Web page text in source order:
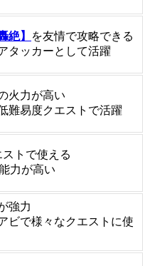
絶】
を友情で攻略できる
タッカーとして活躍
火力が高い
難易度クエストで活躍
ストで使える
力が高い
強力
ビで様々なクエストに使